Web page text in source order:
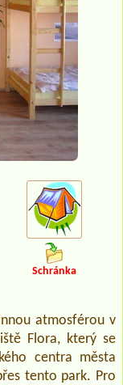
Schránka
atmosférou v
Flora, který se
centra města
tento park. Pro